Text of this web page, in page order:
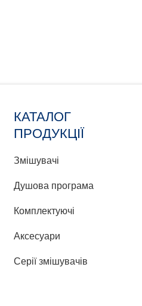
КАТАЛОГ
ПРОДУКЦІЇ
Змішувачі
Душова програма
Комплектуючі
Аксесуари
Серії змішувачів